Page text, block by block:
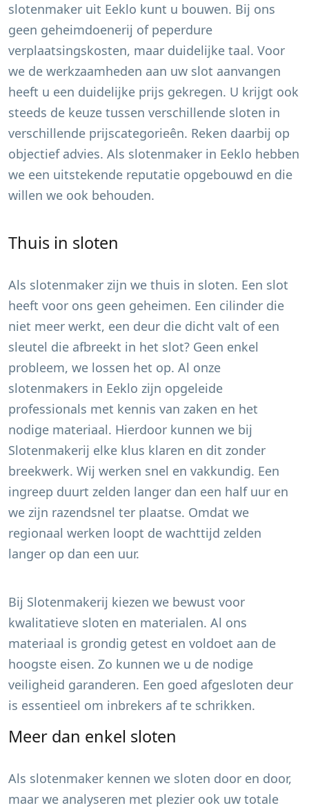
slotenmaker uit Eeklo kunt u bouwen. Bij ons
geen geheimdoenerij of peperdure
verplaatsingskosten, maar duidelijke taal. Voor
we de werkzaamheden aan uw slot aanvangen
heeft u een duidelijke prijs gekregen. U krijgt ook
steeds de keuze tussen verschillende sloten in
verschillende prijscategorieên. Reken daarbij op
objectief advies. Als slotenmaker in Eeklo hebben
we een uitstekende reputatie opgebouwd en die
willen we ook behouden.
Thuis in sloten
Als slotenmaker zijn we thuis in sloten. Een slot
heeft voor ons geen geheimen. Een cilinder die
niet meer werkt, een deur die dicht valt of een
sleutel die afbreekt in het slot? Geen enkel
probleem, we lossen het op. Al onze
slotenmakers in Eeklo zijn opgeleide
professionals met kennis van zaken en het
nodige materiaal. Hierdoor kunnen we bij
Slotenmakerij elke klus klaren en dit zonder
breekwerk. Wij werken snel en vakkundig. Een
ingreep duurt zelden langer dan een half uur en
we zijn razendsnel ter plaatse. Omdat we
regionaal werken loopt de wachttijd zelden
langer op dan een uur.
Bij Slotenmakerij kiezen we bewust voor
kwalitatieve sloten en materialen. Al ons
materiaal is grondig getest en voldoet aan de
hoogste eisen. Zo kunnen we u de nodige
veiligheid garanderen. Een goed afgesloten deur
is essentieel om inbrekers af te schrikken.
Meer dan enkel sloten
Als slotenmaker kennen we sloten door en door,
maar we analyseren met plezier ook uw totale